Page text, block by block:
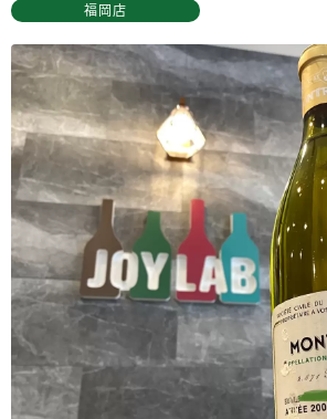
福岡店